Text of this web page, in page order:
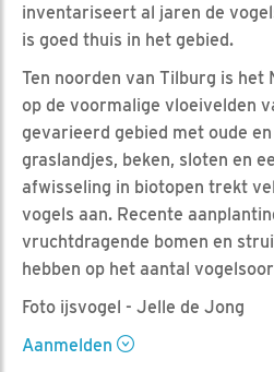
inventariseert al jaren de
is goed thuis in het gebied.
Ten noorden van Tilburg is het
op de voormalige vloeivelden
gevarieerd gebied met oude
graslandjes, beken, sloten en
afwisseling in biotopen trekt
vogels aan. Recente
vruchtdragende bomen en
hebben op het aantal
Foto ijsvogel - Jelle de Jong
Aanmelden